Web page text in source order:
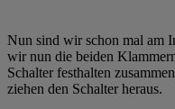
Nun sind wir schon mal am
wir nun die beiden
Schalter festhalten
ziehen den Schalter heraus.